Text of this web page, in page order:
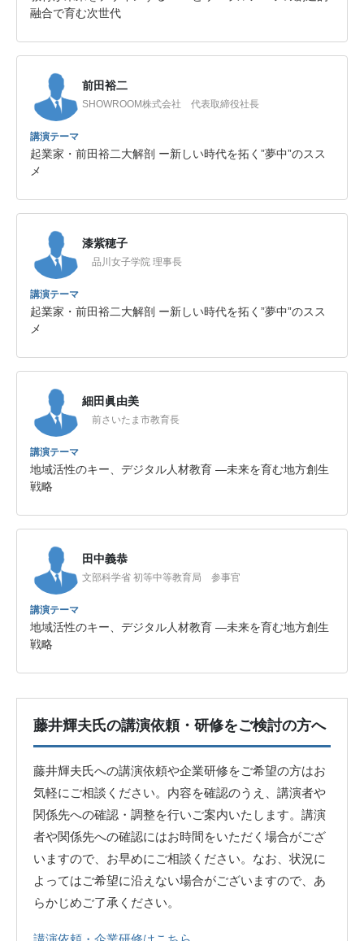
融合で育む次世代
前田裕二
SHOWROOM株式会社 代表取締役社長
講演テーマ
起業家・前田裕二大解剖 ー新しい時代を拓く”夢中”のスス
メ
漆紫穂子
品川女子学院 理事長
講演テーマ
起業家・前田裕二大解剖 ー新しい時代を拓く”夢中”のスス
メ
細田眞由美
前さいたま市教育長
講演テーマ
地域活性のキー、デジタル人材教育 —未来を育む地方創生
戦略
田中義恭
文部科学省 初等中等教育局 参事官
講演テーマ
地域活性のキー、デジタル人材教育 —未来を育む地方創生
戦略
藤井輝夫氏の講演依頼・研修をご検討の方へ
藤井輝夫氏への講演依頼や企業研修をご希望の方はお
気軽にご相談ください。内容を確認のうえ、講演者や
関係先への確認・調整を行いご案内いたします。講演
者や関係先への確認にはお時間をいただく場合がござ
いますので、お早めにご相談ください。なお、状況に
よってはご希望に沿えない場合がございますので、あ
らかじめご了承ください。